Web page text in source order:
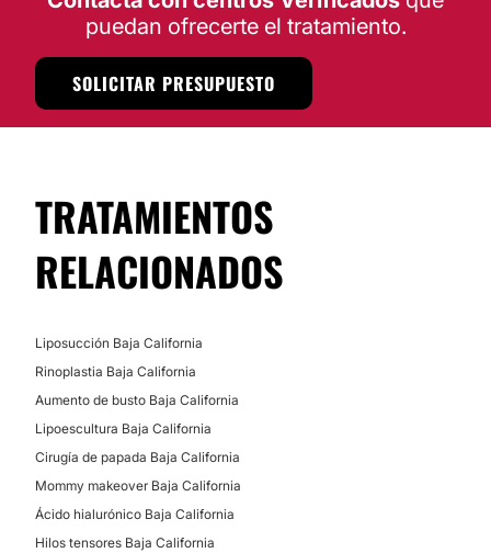
DERMATOLOGÍA
Tratamiento antiacné
puedan ofrecerte el tratamiento.
SOLICITAR PRESUPUESTO
TRATAMIENTOS
RELACIONADOS
Liposucción Baja California
Rinoplastia Baja California
Aumento de busto Baja California
Lipoescultura Baja California
Cirugía de papada Baja California
Mommy makeover Baja California
Ácido hialurónico Baja California
Hilos tensores Baja California